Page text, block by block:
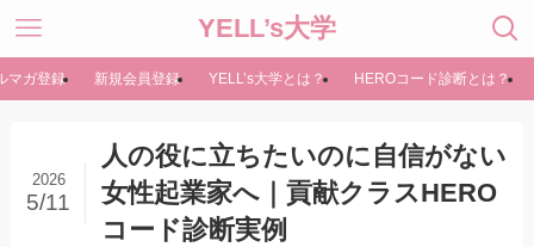
YELL’s大学
マガ登録 新規会員登録 YELL’s大学とは？ HEROコード診断とは？
人の役に立ちたいのに自信がない
女性起業家へ｜貢献クラスHERO
コード診断実例
2026
5/11